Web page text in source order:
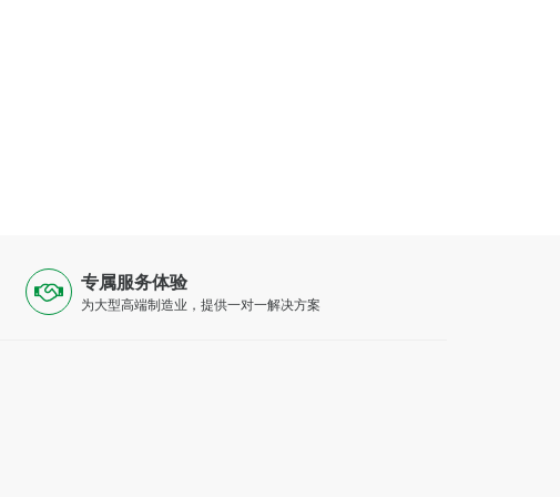
专属服务体验
为大型高端制造业，提供一对一解决方案